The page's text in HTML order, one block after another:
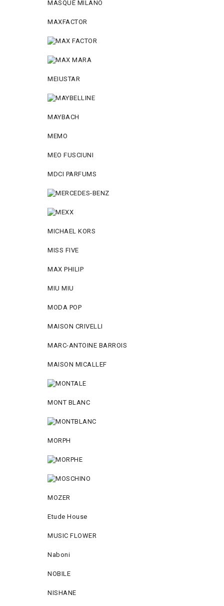
MASQUE MILANO
MAXFACTOR
MEIUSTAR
MAYBACH
MEMO
MEO FUSCIUNI
MDCI PARFUMS
MICHAEL KORS
MISS FIVE
MAX PHILIP
MIU MIU
MODA POP
MAISON CRIVELLI
MARC-ANTOINE BARROIS
MAISON MICALLEF
MONT BLANC
MORPH
MOZER
Etude House
MUSIC FLOWER
Naboni
NOBILE
NISHANE